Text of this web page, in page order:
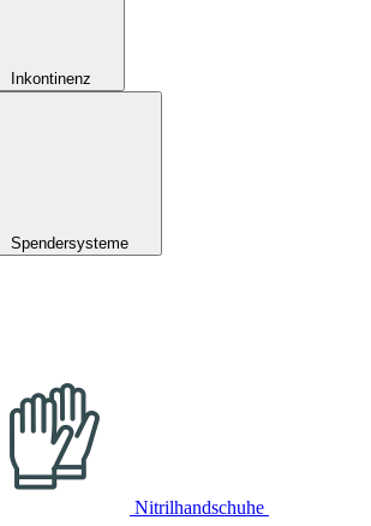
Inkontinenz
Spendersysteme
Nitrilhandschuhe